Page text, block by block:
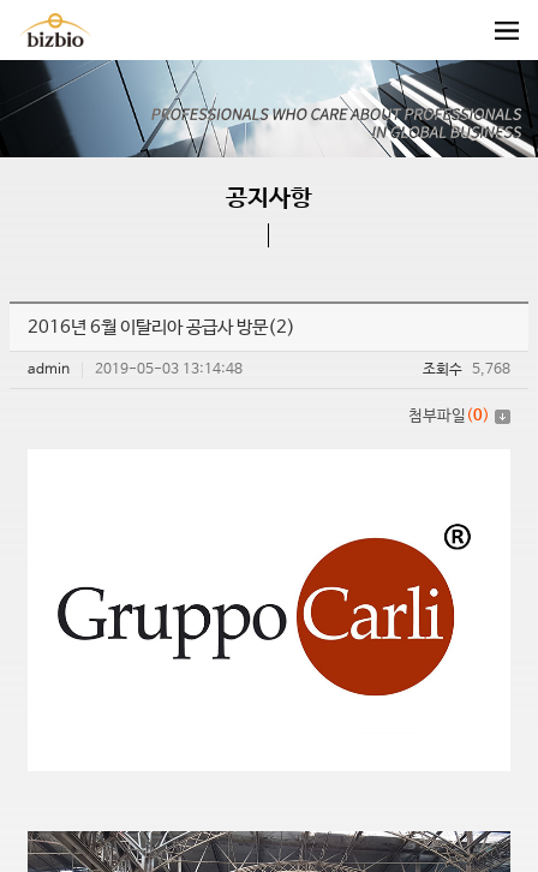
공지사항
2016년 6월 이탈리아 공급사 방문(2)
admin 2019-05-03 13:14:48 조회수 5,768
첨부파일 (0)